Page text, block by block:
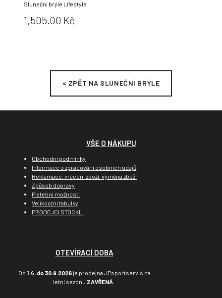
Sluneční brýle Lifestyle
Cena:
1,505.00 Kč
< ZPĚT NA SLUNEČNÍ BRÝLE
VŠE O NÁKUPU
Obchodní podmínky
Informace o zpracování osobních údajů
Reklamace, vrácení zboží, výměna zboží
Způsob dopravy
Platební možnosti
Velikostní tabulky
PRODEJCI STÖCKLI
OTEVÍRACÍ DOBA
Od 1.4. do 30.9.2026je prodejna JPsportservis na
letní sezónu ZAVŘENÁ